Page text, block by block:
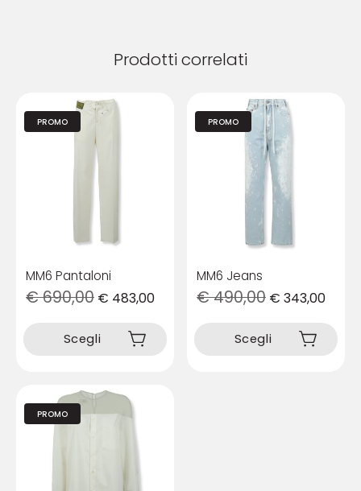
Prodotti correlati
PROMO
MM6 Pantaloni
€690,00 € 483,00
Scegli
prodotto
Le
opzioni
possono
essere
PROMO
MM6 Jeans
€490,00 € 343,00
Scegli
prodotto
PROMO